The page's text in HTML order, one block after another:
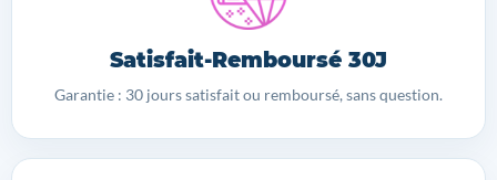
Satisfait-Remboursé 30J
Garantie : 30 jours satisfait ou remboursé, sans question.